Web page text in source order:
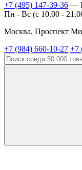
+7 (495) 147-39-36 —
Пн - Вс (c 10.00 -
Москва, Проспект
+7 (984) 660-10-27 +7